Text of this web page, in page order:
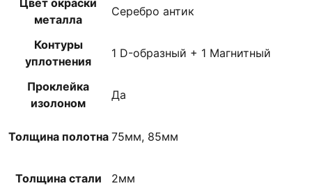
Цвет окраски
металла
Серебро антик
Контуры
уплотнения
1 D-образный + 1 Магнитный
Проклейка
изолоном
Да
Толщина полотна 75мм, 85мм
Толщина стали 2мм